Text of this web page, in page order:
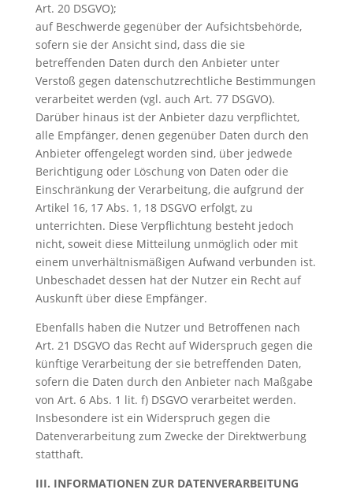
Art. 20 DSGVO);
auf Beschwerde gegenüber der Aufsichtsbehörde,
sofern sie der Ansicht sind, dass die sie
betreffenden Daten durch den Anbieter unter
Verstoß gegen datenschutzrechtliche Bestimmungen
verarbeitet werden (vgl. auch Art. 77 DSGVO).
Darüber hinaus ist der Anbieter dazu verpflichtet,
alle Empfänger, denen gegenüber Daten durch den
Anbieter offengelegt worden sind, über jedwede
Berichtigung oder Löschung von Daten oder die
Einschränkung der Verarbeitung, die aufgrund der
Artikel 16, 17 Abs. 1, 18 DSGVO erfolgt, zu
unterrichten. Diese Verpflichtung besteht jedoch
nicht, soweit diese Mitteilung unmöglich oder mit
einem unverhältnismäßigen Aufwand verbunden ist.
Unbeschadet dessen hat der Nutzer ein Recht auf
Auskunft über diese Empfänger.
Ebenfalls haben die Nutzer und Betroffenen nach
Art. 21 DSGVO das Recht auf Widerspruch gegen die
künftige Verarbeitung der sie betreffenden Daten,
sofern die Daten durch den Anbieter nach Maßgabe
von Art. 6 Abs. 1 lit. f) DSGVO verarbeitet werden.
Insbesondere ist ein Widerspruch gegen die
Datenverarbeitung zum Zwecke der Direktwerbung
statthaft.
III. INFORMATIONEN ZUR DATENVERARBEITUNG